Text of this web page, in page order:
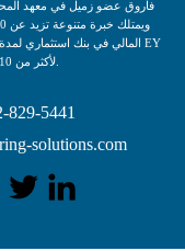
فاروق عضو زميل في معهد
لأكثر من 10 سنوات.
829-5441
solutions.com